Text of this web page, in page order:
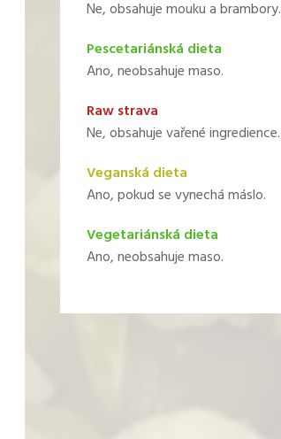
Ne, obsahuje mouku a brambory.
Pescetariánská dieta
Ano, neobsahuje maso.
Raw strava
Ne, obsahuje vařené ingredience.
Veganská dieta
Ano, pokud se vynechá máslo.
Vegetariánská dieta
Ano, neobsahuje maso.